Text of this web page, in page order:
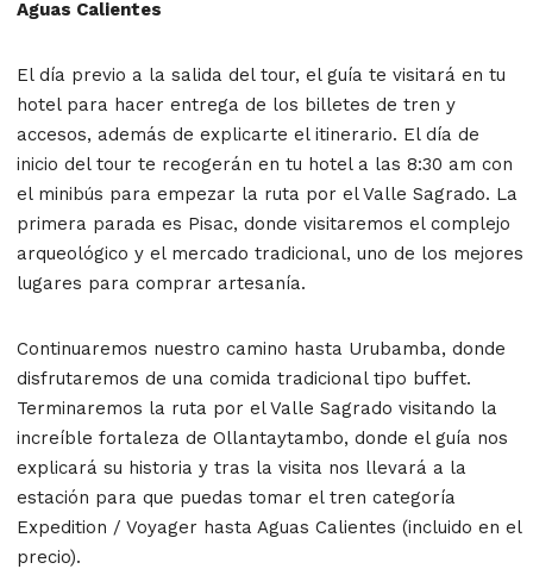
Aguas Calientes
El día previo a la salida del tour, el guía te visitará en tu
hotel para hacer entrega de los billetes de tren y
accesos, además de explicarte el itinerario. El día de
inicio del tour te recogerán en tu hotel a las 8:30 am con
el minibús para empezar la ruta por el Valle Sagrado. La
primera parada es Pisac, donde visitaremos el complejo
arqueológico y el mercado tradicional, uno de los mejores
lugares para comprar artesanía.
Continuaremos nuestro camino hasta Urubamba, donde
disfrutaremos de una comida tradicional tipo buffet.
Terminaremos la ruta por el Valle Sagrado visitando la
increíble fortaleza de Ollantaytambo, donde el guía nos
explicará su historia y tras la visita nos llevará a la
estación para que puedas tomar el tren categoría
Expedition / Voyager hasta Aguas Calientes (incluido en el
precio).